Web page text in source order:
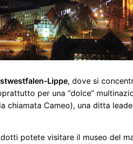
Lippe, dove si
per una “dolce”
chiamata Cameo), una ditta
potete visitare il museo del